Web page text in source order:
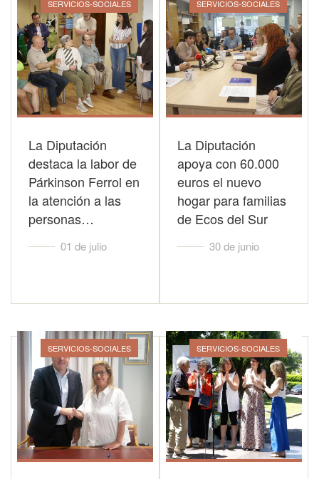
SERVICIOS-SOCIALES
La Diputación
destaca la labor de
Párkinson Ferrol en
la atención a las
personas…
01 de julio
SERVICIOS-SOCIALES
La Diputación
apoya con 60.000
euros el nuevo
hogar para familias
de Ecos del Sur
30 de junio
SERVICIOS-SOCIALES SERVICIOS-SOCIALES